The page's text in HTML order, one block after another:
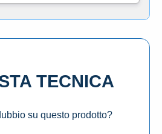
TECNICA
su questo prodotto?